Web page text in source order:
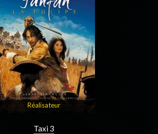
Réalisateur
Taxi 3